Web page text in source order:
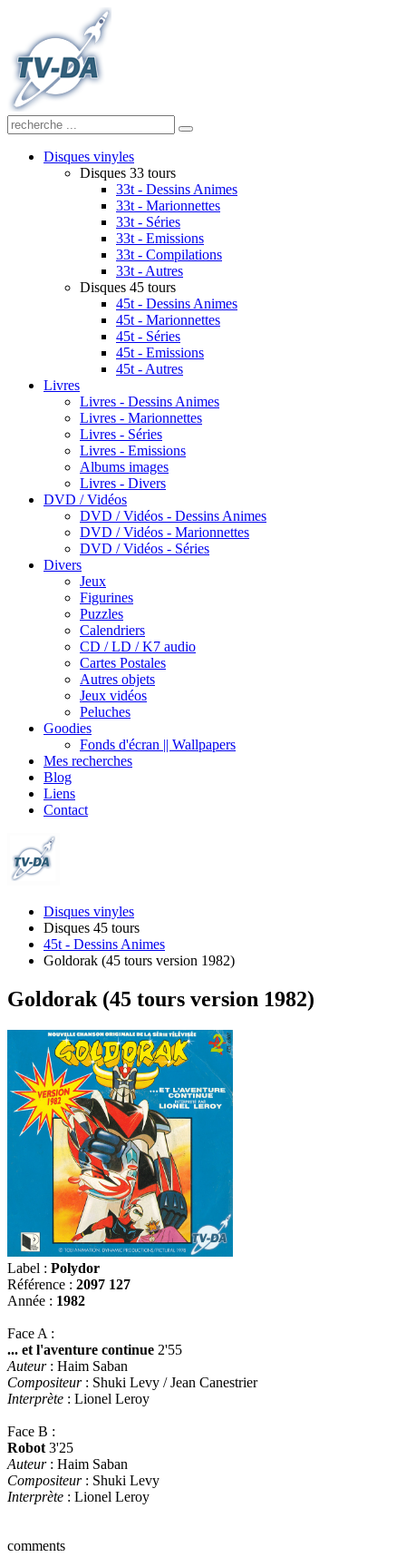
Disques vinyles
Disques 33 tours
33t - Dessins Animes
33t - Marionnettes
33t - Séries
33t - Emissions
33t - Compilations
33t - Autres
Disques 45 tours
45t - Dessins Animes
45t - Marionnettes
45t - Séries
45t - Emissions
45t - Autres
Livres
Livres - Dessins Animes
Livres - Marionnettes
Livres - Séries
Livres - Emissions
Albums images
Livres - Divers
DVD / Vidéos
DVD / Vidéos - Dessins Animes
DVD / Vidéos - Marionnettes
DVD / Vidéos - Séries
Divers
Jeux
Figurines
Puzzles
Calendriers
CD / LD / K7 audio
Cartes Postales
Autres objets
Jeux vidéos
Peluches
Goodies
Fonds d'écran || Wallpapers
Mes recherches
Blog
Liens
Contact
Disques vinyles
Disques 45 tours
45t - Dessins Animes
Goldorak (45 tours version 1982)
Goldorak (45 tours version 1982)
Label : Polydor
Référence : 2097 127
Année : 1982
Face A :
... et l'aventure continue 2'55
Auteur: Haim Saban
Compositeur: Shuki Levy / Jean Canestrier
Interprète : Lionel Leroy
Face B :
Robot 3'25
Auteur: Haim Saban
Compositeur: Shuki Levy
Interprète : Lionel Leroy
comments